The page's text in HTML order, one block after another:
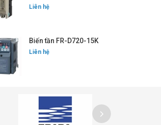
Liên hệ
Biến tần FR-D720-15K
Liên hệ